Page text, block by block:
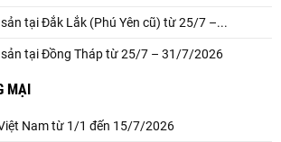
tại Đắk Lắk (Phú Yên cũ) từ 25/7 –...
sản tại Đồng Tháp từ 25/7 – 31/7/2026
MẠI
Nam từ 1/1 đến 15/7/2026